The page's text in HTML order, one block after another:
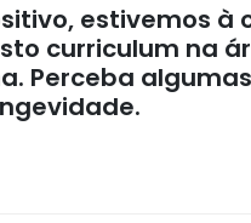
estivemos à
curriculum na
Perceba